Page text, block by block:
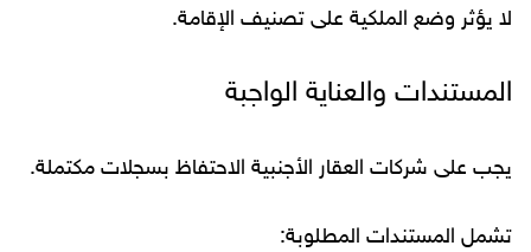
لا يؤثر وضع الملكية على تصنيف الإقامة.
المستندات والعناية الواجبة
يجب على شركات العقار الأجنبية الاحتفاظ بسجلات مكتملة.
تشمل المستندات المطلوبة: